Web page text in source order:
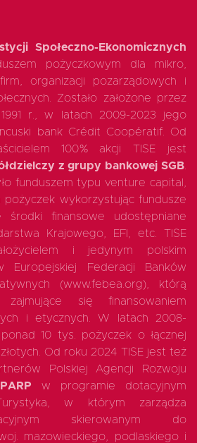
Społeczno-Ekonomicznych
pożyczkowym dla mikro,
organizacji pozarządowych i
Zostało założone przez
r., w latach 2009-2023 jego
bank Crédit Coopératif. Od
100% akcji TISE jest
z grupy bankowej SGB.
funduszem typu venture capital,
wykorzystując fundusze
środki finansowe udostępniane
Krajowego, EFI, etc. TISE
i jedynym polskim
Europejskiej Federacji Banków
(www.febea.org), którą
się finansowaniem
i etycznych. W latach 2008-
10 tys. pożyczek o łącznej
Od roku 2024 TISE jest też
Polskiej Agencji Rozwoju
PARP w programie dotacyjnym
w którym zarządza
skierowanym do
mazowieckiego, podlaskiego i